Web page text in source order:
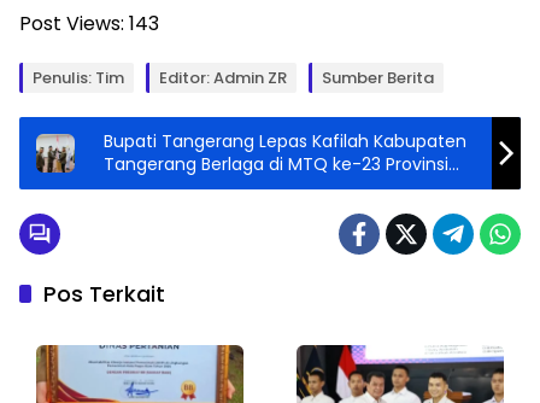
Post Views: 143
Penulis: Tim Editor: Admin ZR Sumber Berita
Bupati Tangerang Lepas Kafilah Kabupaten
Tangerang Berlaga di MTQ ke-23 Provinsi
Banten
Pos Terkait